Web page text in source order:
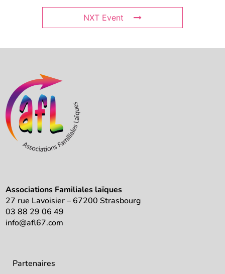
NXT Event
Associations Familiales laïques
27 rue Lavoisier – 67200 Strasbourg
03 88 29 06 49
info@afl67.com
Partenaires